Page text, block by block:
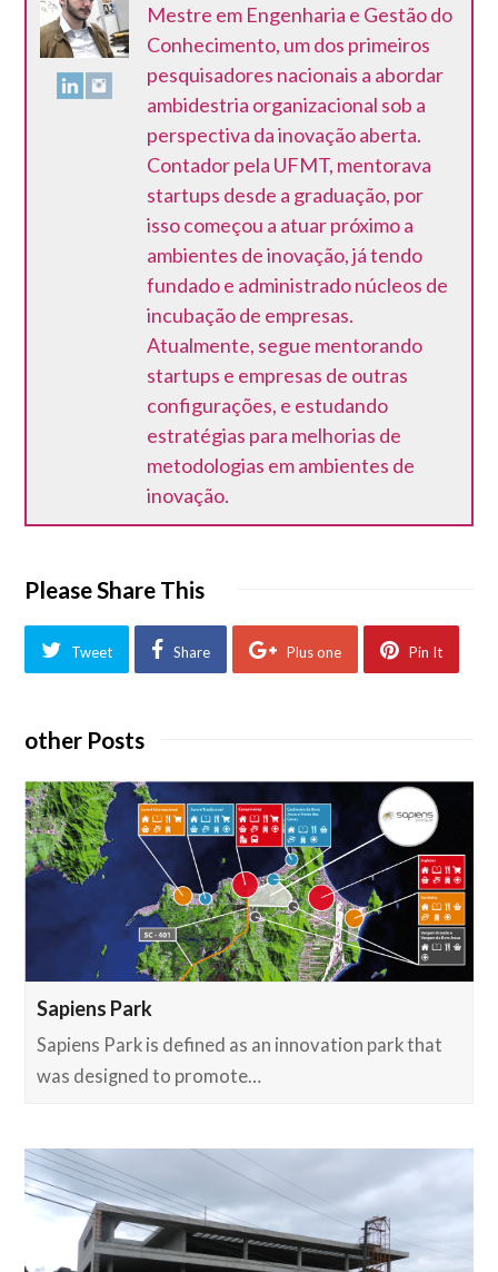
Mestre em Engenharia e Gestão do
Conhecimento, um dos primeiros
pesquisadores nacionais a abordar
ambidestria organizacional sob a
perspectiva da inovação aberta.
Contador pela UFMT, mentorava
startups desde a graduação, por
isso começou a atuar próximo a
ambientes de inovação, já tendo
fundado e administrado núcleos de
incubação de empresas.
Atualmente, segue mentorando
startups e empresas de outras
configurações, e estudando
estratégias para melhorias de
metodologias em ambientes de
inovação.
Please Share This
Tweet Share Plus one Pin It
other Posts
Sapiens Park
Sapiens Park is defined as an innovation park that
was designed to promote…